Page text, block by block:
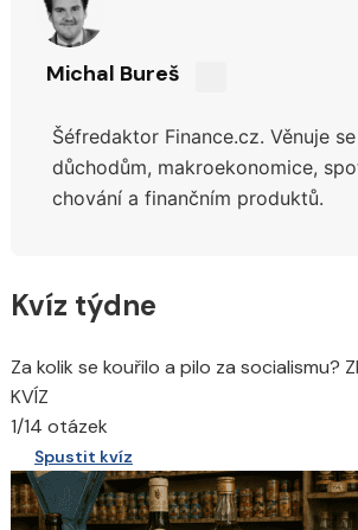
Michal Bureš
síti
X
Šéfredaktor Finance.cz. Věnuje
důchodům, makroekonomice,
chování a finančním produktů.
Kvíz týdne
Za kolik se kouřilo a pilo za socialismu?
KVÍZ
1/14 otázek
Spustit kvíz